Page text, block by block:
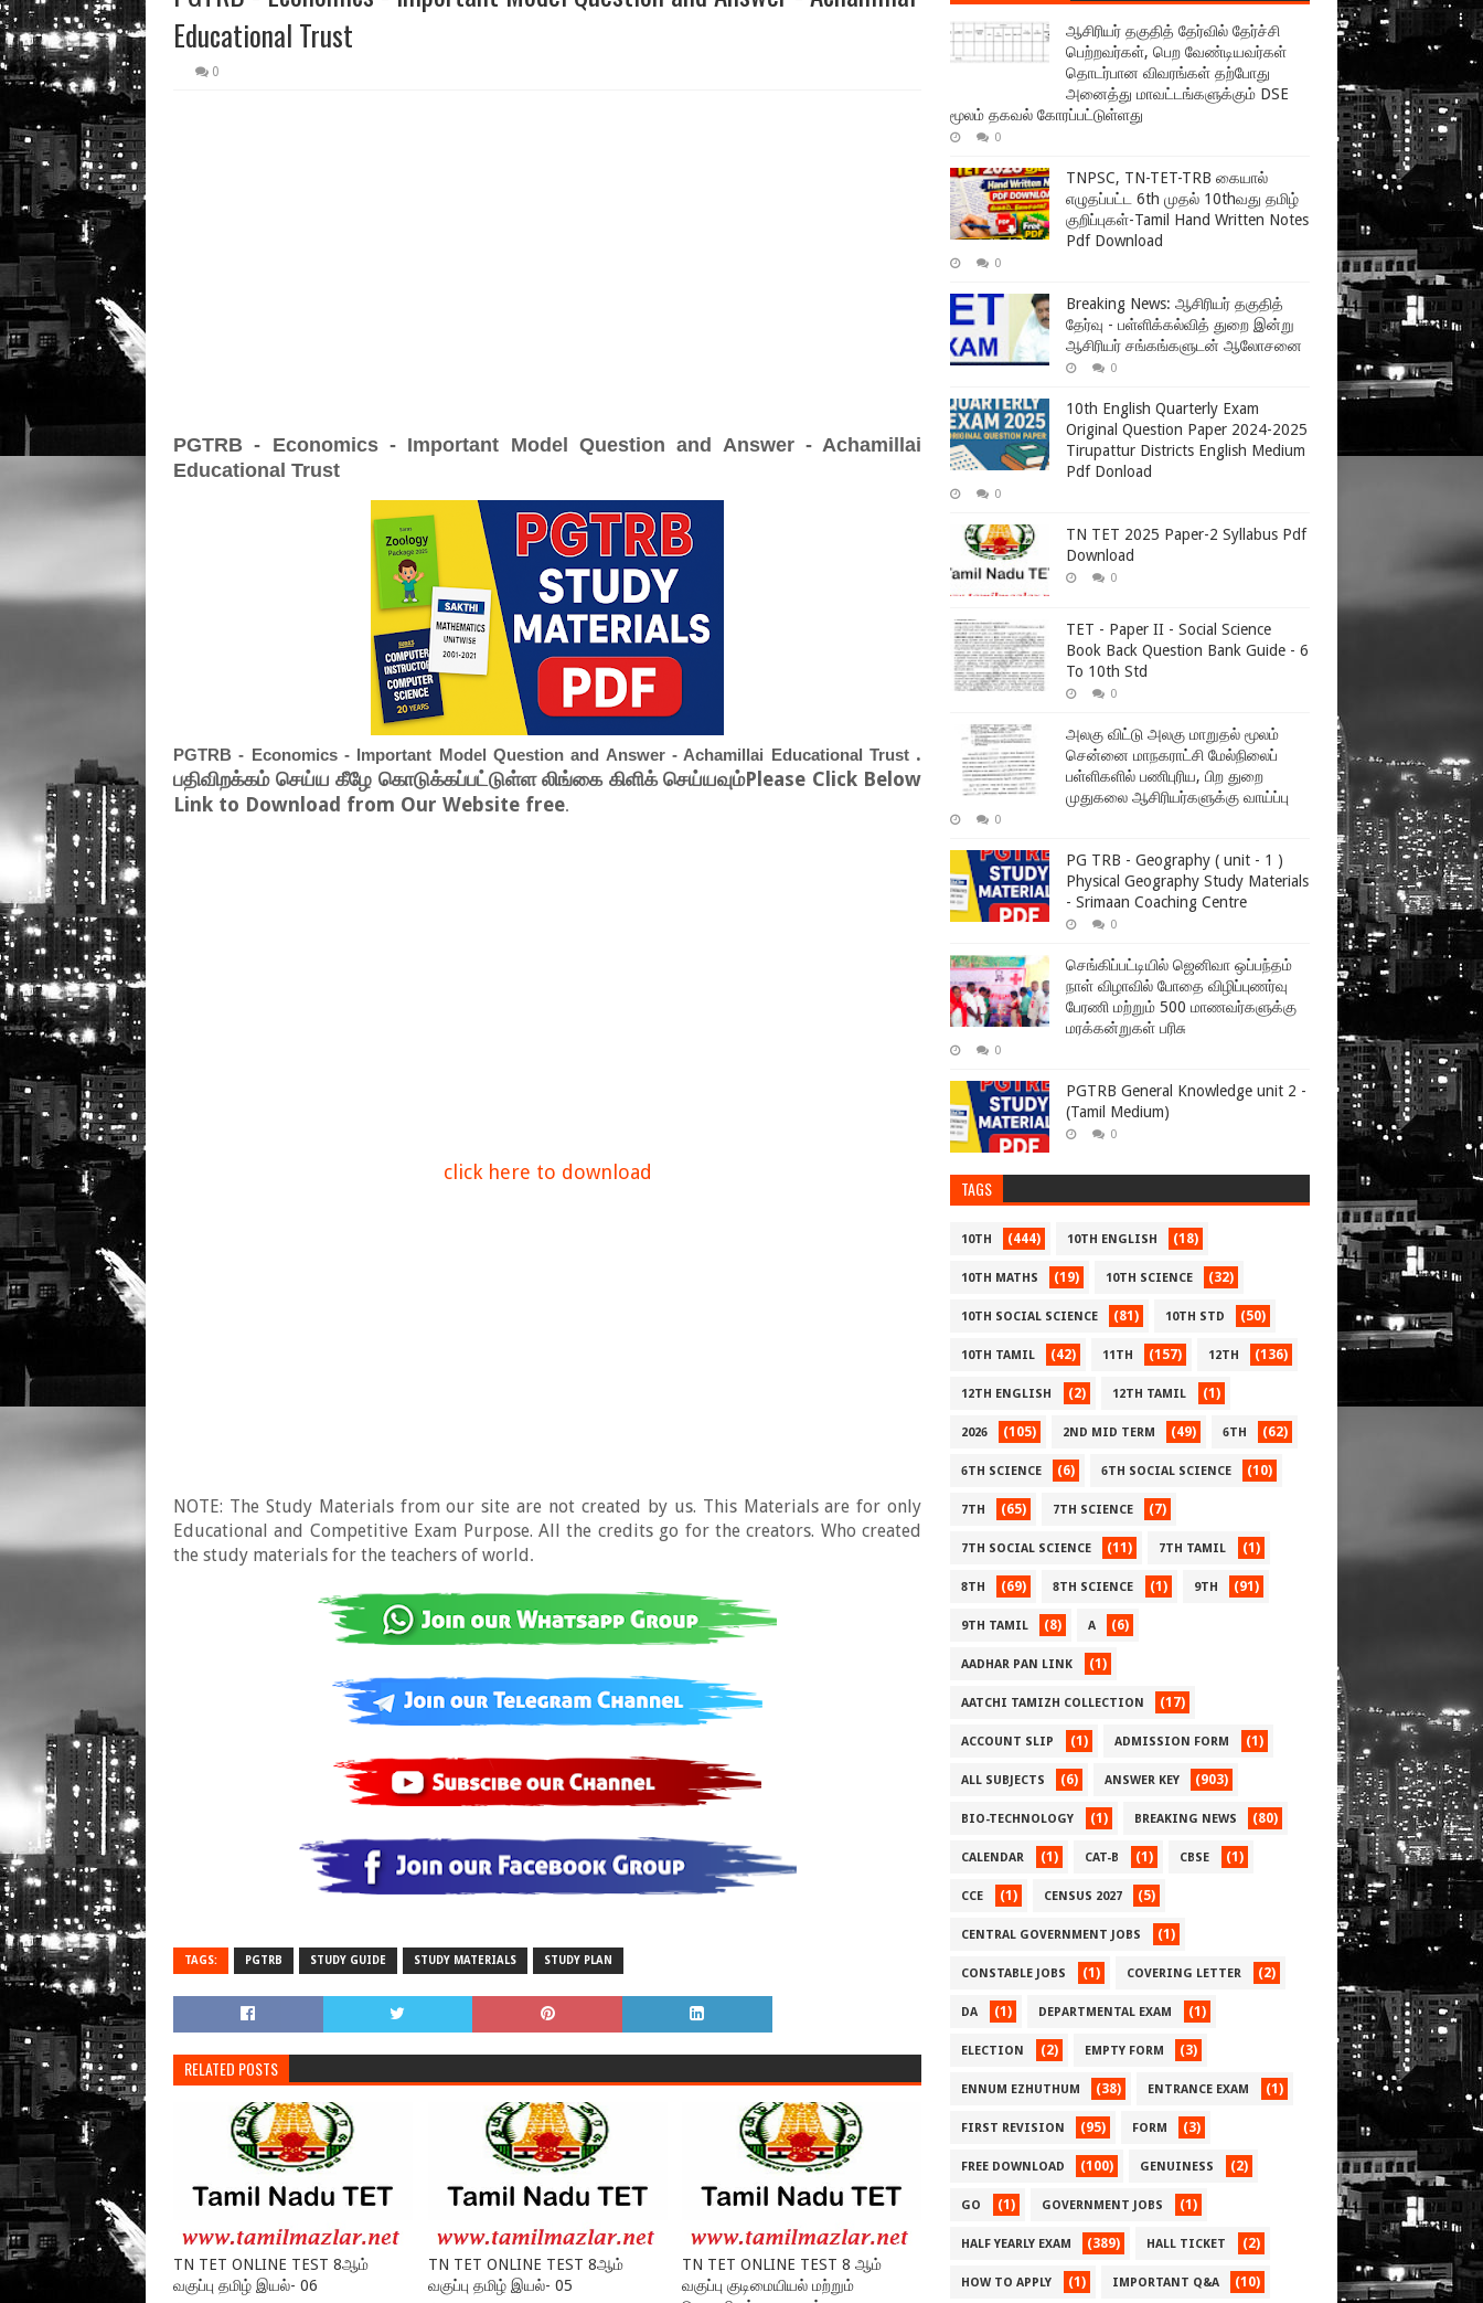
Educational Trust
0
PGTRB - Economics - Important Model Question and Answer - Achamillai
Educational Trust
PGTRB - Economics - Important Model Question and Answer - Achamillai Educational Trust .
பதிவிறக்கம் செய்ய கீழே கொடுக்கப்பட்டுள்ள லிங்கை கிளிக் செய்யவும்Please Click Below
Link to Download from Our Website free.
click here to download
NOTE: The Study Materials from our site are not created by us. This Materials are for only
Educational and Competitive Exam Purpose. All the credits go for the creators. Who created
the study materials for the teachers of world.
TAGS: PGTRB STUDY GUIDE STUDY MATERIALS STUDY PLAN
RELATED POSTS
TN TET ONLINE TEST 8ஆம்
வகுப்பு தமிழ் இயல்- 06
TN TET ONLINE TEST 8ஆம்
வகுப்பு தமிழ் இயல்- 05
TN TET ONLINE TEST 8 ஆம்
வகுப்பு குடிமையியல் மற்றும்
ஆசிரியர் தகுதித் தேர்வில் தேர்ச்சி
பெற்றவர்கள், பெற வேண்டியவர்கள்
தொடர்பான விவரங்கள் தற்போது
அனைத்து மாவட்டங்களுக்கும் DSE
மூலம் தகவல் கோரப்பட்டுள்ளது
0
TNPSC, TN-TET-TRB கையால்
எழுதப்பட்ட 6th முதல் 10thவது தமிழ்
குறிப்புகள்-Tamil Hand Written Notes
Pdf Download
0
Breaking News: ஆசிரியர் தகுதித்
தேர்வு - பள்ளிக்கல்வித் துறை இன்று
ஆசிரியர் சங்கங்களுடன் ஆலோசனை
0
10th English Quarterly Exam
Original Question Paper 2024-2025
Tirupattur Districts English Medium
Pdf Donload
0
TN TET 2025 Paper-2 Syllabus Pdf
Download
0
TET - Paper II - Social Science
Book Back Question Bank Guide - 6
To 10th Std
0
அலகு விட்டு அலகு மாறுதல் மூலம்
சென்னை மாநகராட்சி மேல்நிலைப்
பள்ளிகளில் பணிபுரிய, பிற துறை
முதுகலை ஆசிரியர்களுக்கு வாய்ப்பு
0
PG TRB - Geography ( unit - 1 )
Physical Geography Study Materials
- Srimaan Coaching Centre
0
செங்கிப்பட்டியில் ஜெனிவா ஒப்பந்தம்
நாள் விழாவில் போதை விழிப்புணர்வு
பேரணி மற்றும் 500 மாணவர்களுக்கு
மரக்கன்றுகள் பரிசு
0
PGTRB General Knowledge unit 2 -
(Tamil Medium)
0
TAGS
10TH (444) 10TH ENGLISH (18)
10TH MATHS (19) 10TH SCIENCE (32)
10TH SOCIAL SCIENCE (81) 10TH STD (50)
10TH TAMIL (42) 11TH (157) 12TH (136)
12TH ENGLISH (2) 12TH TAMIL (1)
2026 (105) 2ND MID TERM (49) 6TH (62)
6TH SCIENCE (6) 6TH SOCIAL SCIENCE (10)
7TH (65) 7TH SCIENCE (7)
7TH SOCIAL SCIENCE (11) 7TH TAMIL (1)
8TH (69) 8TH SCIENCE (1) 9TH (91)
9TH TAMIL (8) A (6)
AADHAR PAN LINK (1)
AATCHI TAMIZH COLLECTION (17)
ACCOUNT SLIP (1) ADMISSION FORM (1)
ALL SUBJECTS (6) ANSWER KEY (903)
BIO-TECHNOLOGY (1) BREAKING NEWS (80)
CALENDAR (1) CAT-B (1) CBSE (1)
CCE (1) CENSUS 2027 (5)
CENTRAL GOVERNMENT JOBS (1)
CONSTABLE JOBS (1) COVERING LETTER (2)
DA (1) DEPARTMENTAL EXAM (1)
ELECTION (2) EMPTY FORM (3)
ENNUM EZHUTHUM (38) ENTRANCE EXAM (1)
FIRST REVISION (95) FORM (3)
FREE DOWNLOAD (100) GENUINESS (2)
GO (1) GOVERNMENT JOBS (1)
HALF YEARLY EXAM (389) HALL TICKET (2)
HOW TO APPLY (1) IMPORTANT Q&A (10)